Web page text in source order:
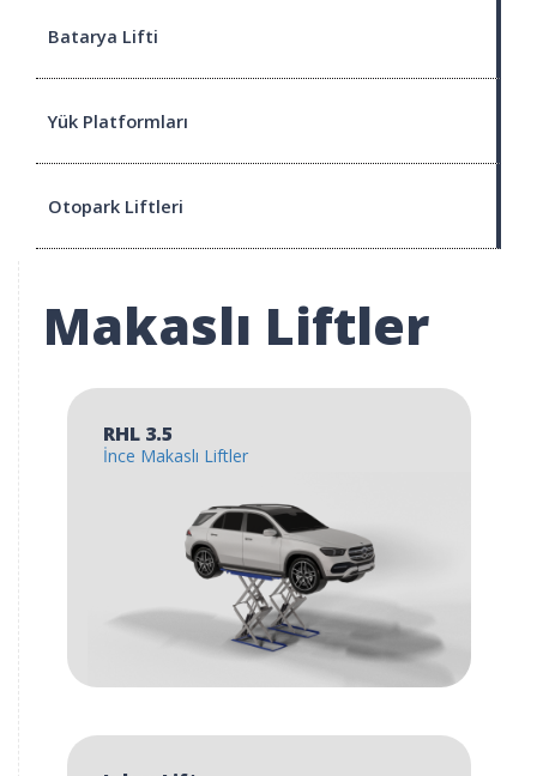
Batarya Lifti
Yük Platformları
Otopark Liftleri
Makaslı Liftler
RHL 3.5
İnce Makaslı Liftler